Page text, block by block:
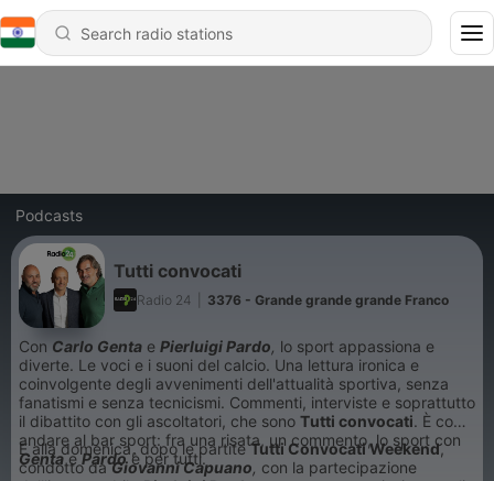
Podcasts
Tutti convocati
Radio 24 3376 - Grande grande grande Franco
Con Carlo Genta e Pierluigi Pardo, lo sport appassiona e
diverte. Le voci e i suoni del calcio. Una lettura ironica e
coinvolgente degli avvenimenti dell'attualità sportiva, senza
fanatismi e senza tecnicismi. Commenti, interviste e soprattutto
il dibattito con gli ascoltatori, che sono Tutti convocati. È come
andare al bar sport: fra una risata, un commento, lo sport con
GentaePardoè per tutti.
E alla domenica, dopo le partiteTutti Convocati Weekend,
condotto daGiovanni Capuano, con la partecipazione